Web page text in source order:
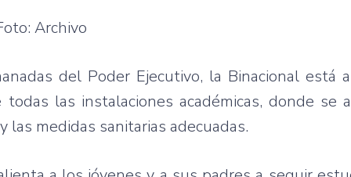
Archivo
del Poder Ejecutivo, la Binacional está
las instalaciones académicas, donde se
medidas sanitarias adecuadas.